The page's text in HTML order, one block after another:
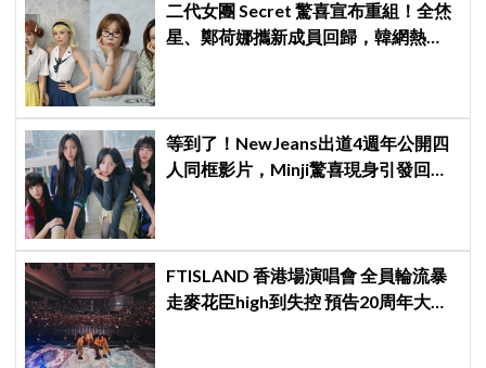
二代女團 Secret 驚喜宣布重組！全烋
星、鄭荷娜攜新成員回歸，韓網熱
等到了！NewJeans出道4週年公開四
人同框影片，Minji驚喜現身引發回歸
FTISLAND 香港場演唱會 全員輪流暴
走麥花臣high到失控 預告20周年大計